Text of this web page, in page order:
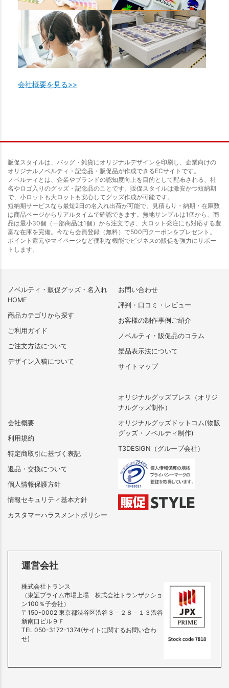
会社概要を見る>>
販促スタイルは、バッグ・雑貨にオリジナルデザインを印刷し、企業向けの
オリジナルノベルティ・記念品・販促品が作成できるECサイトです。
ノベルティとは、企業やブランドの認知度向上を目的として配布される、社
名やロゴ入りのグッズ・記念品のことです。販促スタイルは激安かつ短納期
で、小ロットも大ロットも安心してグッズ作成が可能です。
短納期サービスなら最短2日の名入れ出荷が可能で、見積もり・納期・在庫数
は商品ページからリアルタイムで確認できます。無地サンプルは1個から、商
品は最小30個（一部商品は1個）から注文でき、大ロット発注にも対応する豊
富な在庫を完備。今なら会員登録（無料）で500円クーポンをプレゼント。
ポイント還元やマイページなど便利な機能でビジネスの販促を強力にサポー
トします。
ノベルティ・販促グッズ・名入れ
HOME
商品カテゴリから探す
ご利用ガイド
ご注文方法について
デザイン入稿について
会社概要
利用規約
特定商取引に基づく表記
返品・交換について
個人情報保護方針
情報セキュリティ基本方針
カスタマーハラスメントポリシー
お問い合わせ
評判・口コミ・レビュー
お客様の制作事例ご紹介
ノベルティ・販促品のコラム
景品表示法について
サイトマップ
オリジナルグッズプレス（オリジ
ナルグッズ制作）
オリジナルグッズドットコム(物販
グッズ・ノベルティ制作)
T3DESIGN（グループ会社）
運営会社
株式会社トランス
（東証プライム市場上場 株式会社トランザクショ
ン100％子会社）
〒150-0002 東京都渋谷区渋谷３－２８－１３渋谷
新南口ビル９Ｆ
TEL 050-3172-1374(サイトに関するお問い合わ
せ)